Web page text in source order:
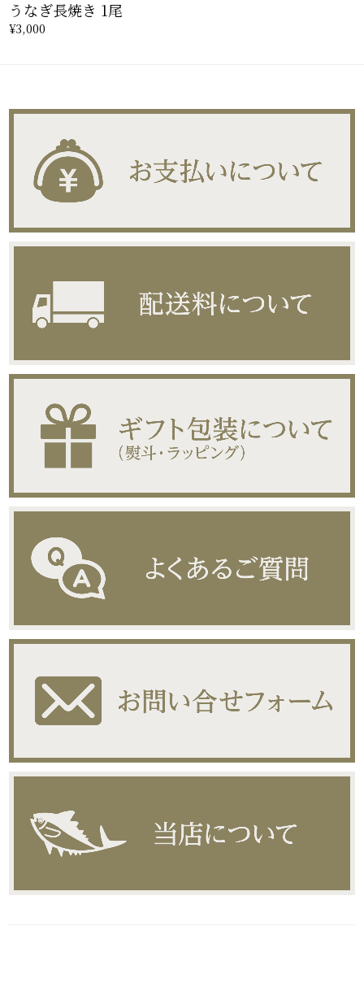
うなぎ長焼き 1尾
¥3,000